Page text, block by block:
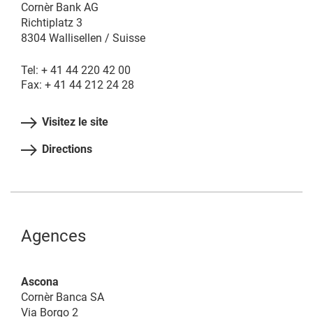
Cornèr Bank AG
Richtiplatz 3
8304 Wallisellen / Suisse
Tel: + 41 44 220 42 00
Fax: + 41 44 212 24 28
Visitez le site
Directions
Agences
Ascona
Cornèr Banca SA
Via Borgo 2